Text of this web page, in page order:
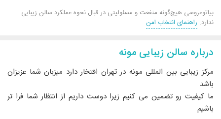
درباره سالن زیبایی مونه
مرکز زیبایی بین المللی مونه در تهران افتخار دارد میزبان شما عزیزان
باشد
ما کیفیت رو تضمین می کنیم زیرا دوست داریم از انتظار شما فرا تر
باشیم
بیاتوعروسی هیچ‌گونه منفعت و مسئولیتی در قبال نحوه عملکرد سالن زیبایی
ندارد. راهنمای انتخاب امن